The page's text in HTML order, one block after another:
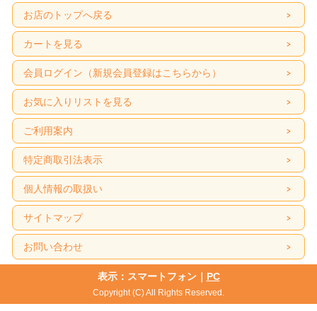
お店のトップへ戻る
カートを見る
会員ログイン（新規会員登録はこちらから）
お気に入りリストを見る
ご利用案内
特定商取引法表示
個人情報の取扱い
サイトマップ
お問い合わせ
表示：スマートフォン｜ PC
Copyright (C) All Rights Reserved.